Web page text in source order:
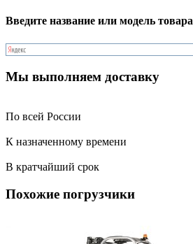
Введите название или модель товара
Мы выполняем доставку
По всей России
К назначенному времени
В кратчайший срок
Похожие погрузчики